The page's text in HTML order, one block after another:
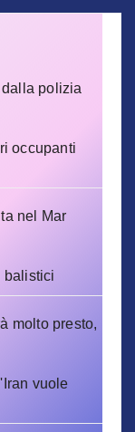
polizia
occupanti
nel Mar
balistici
molto presto,
vuole